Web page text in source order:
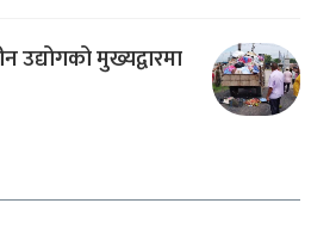
उद्योगको मुख्यद्वारमा